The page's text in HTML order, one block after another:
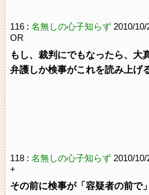
116 : 名無しの心子知らず 2010/
OR
もし、裁判にでもなったら、大
弁護しか検事がこれを読み上げ
118 : 名無しの心子知らず 2010/
+
その前に検事が「容疑者の前で